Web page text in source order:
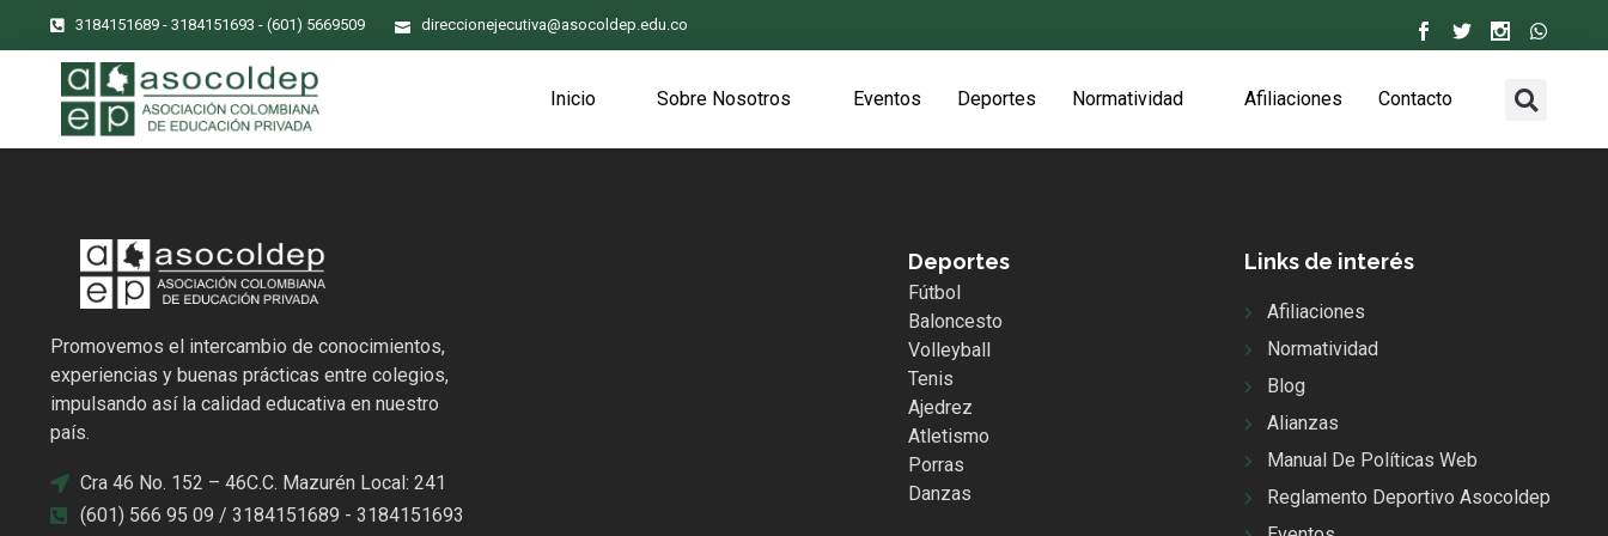
3184151689 - 3184151693 - (601) 5669509 direccionejecutiva@asocoldep.edu.co
Inicio Sobre Nosotros Eventos Deportes Normatividad Afiliaciones Contacto
Promovemos el intercambio de conocimientos,
experiencias y buenas prácticas entre colegios,
impulsando así la calidad educativa en nuestro
país.
Cra 46 No. 152 – 46C.C. Mazurén Local: 241
(601) 566 95 09 / 3184151689 - 3184151693
Deportes
Fútbol
Baloncesto
Volleyball
Tenis
Ajedrez
Atletismo
Porras
Danzas
Links de interés
Afiliaciones
Normatividad
Blog
Alianzas
Manual De Políticas Web
Reglamento Deportivo Asocoldep